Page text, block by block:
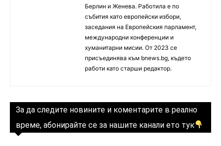
Берлин и Женева. Работила е по
събития като европейски избори,
заседания на Европейския парламент,
международни конференции и
хуманитарни мисии. От 2023 се
присъединява към bnews.bg, където
работи като старши редактор.
За да следите новините и коментарите в реално
време, абонирайте се за нашите канали ето тук